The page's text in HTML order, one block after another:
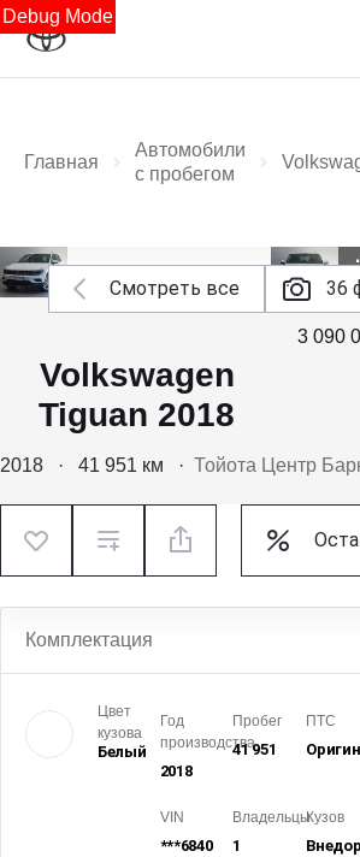
Debug Mode
Главная
Автомобили
с пробегом
Смотреть все 36
Volkswagen
Tiguan 2018
3 090
2018 · 41 951 км · Тойота Центр
Комплектация
Цвет
кузова
Белый
Год
производства
2018
Пробег
41 951
ПТС
VIN
***6840
Владельцы
1
Кузов